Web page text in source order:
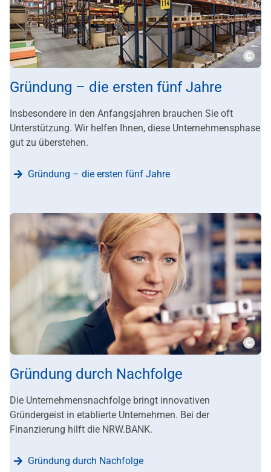
Gründung – die ersten fünf Jahre
Insbesondere in den Anfangsjahren brauchen Sie oft
Unterstützung. Wir helfen Ihnen, diese Unternehmensphase
gut zu überstehen.
Gründung – die ersten fünf Jahre
Gründung durch Nachfolge
Die Unternehmensnachfolge bringt innovativen
Gründergeist in etablierte Unternehmen. Bei der
Finanzierung hilft die NRW.BANK.
Gründung durch Nachfolge